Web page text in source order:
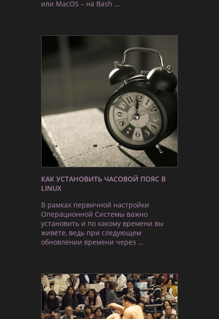
или MacOS – на Bash …
КАК УСТАНОВИТЬ ЧАСОВОЙ ПОЯС В
LINUX
В рамках первичной настройки
Операционной Системы важно
установить и по какому времени вы
живёте, ведь при следующем
обновлении времени через …